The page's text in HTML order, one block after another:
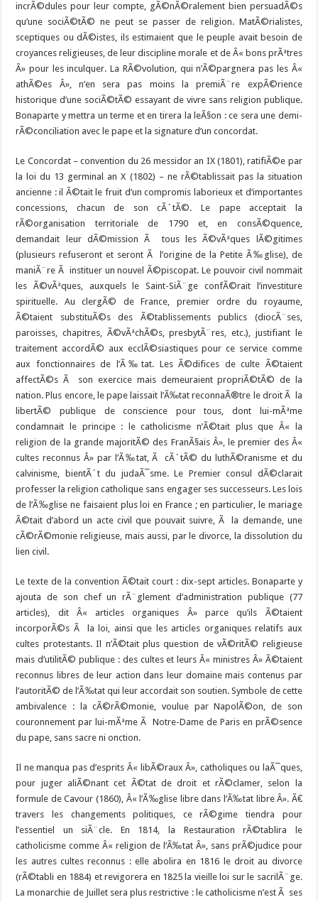
incrÃ©dules pour leur compte, gÃ©nÃ©ralement bien persuadÃ©s
qu’une sociÃ©tÃ© ne peut se passer de religion. MatÃ©rialistes,
sceptiques ou dÃ©istes, ils estimaient que le peuple avait besoin de
croyances religieuses, de leur discipline morale et de Â« bons prÃªtres
Â» pour les inculquer. La RÃ©volution, qui n’Ã©pargnera pas les Â«
athÃ©es Â», n’en sera pas moins la premiÃ¨re expÃ©rience
historique d’une sociÃ©tÃ© essayant de vivre sans religion publique.
Bonaparte y mettra un terme et en tirera la leÃ§on : ce sera une demi-
rÃ©conciliation avec le pape et la signature d’un concordat.
Le Concordat – convention du 26 messidor an IX (1801), ratifiÃ©e par
la loi du 13 germinal an X (1802) – ne rÃ©tablissait pas la situation
ancienne : il Ã©tait le fruit d’un compromis laborieux et d’importantes
concessions, chacun de son cÃ´tÃ©. Le pape acceptait la
rÃ©organisation territoriale de 1790 et, en consÃ©quence,
demandait leur dÃ©mission Ã tous les Ã©vÃªques lÃ©gitimes
(plusieurs refuseront et seront Ã l’origine de la Petite Ã‰glise), de
maniÃ¨re Ã instituer un nouvel Ã©piscopat. Le pouvoir civil nommait
les Ã©vÃªques, auxquels le Saint-SiÃ¨ge confÃ©rait l’investiture
spirituelle. Au clergÃ© de France, premier ordre du royaume,
Ã©taient substituÃ©s des Ã©tablissements publics (diocÃ¨ses,
paroisses, chapitres, Ã©vÃªchÃ©s, presbytÃ¨res, etc.), justifiant le
traitement accordÃ© aux ecclÃ©siastiques pour ce service comme
aux fonctionnaires de l’Ã‰tat. Les Ã©difices de culte Ã©taient
affectÃ©s Ã son exercice mais demeuraient propriÃ©tÃ© de la
nation. Plus encore, le pape laissait l’Ã‰tat reconnaÃ®tre le droit Ã la
libertÃ© publique de conscience pour tous, dont lui-mÃªme
condamnait le principe : le catholicisme n’Ã©tait plus que Â« la
religion de la grande majoritÃ© des FranÃ§ais Â», le premier des Â«
cultes reconnus Â» par l’Ã‰tat, Ã cÃ´tÃ© du luthÃ©ranisme et du
calvinisme, bientÃ´t du judaÃ¯sme. Le Premier consul dÃ©clarait
professer la religion catholique sans engager ses successeurs. Les lois
de l’Ã‰glise ne faisaient plus loi en France ; en particulier, le mariage
Ã©tait d’abord un acte civil que pouvait suivre, Ã la demande, une
cÃ©rÃ©monie religieuse, mais aussi, par le divorce, la dissolution du
lien civil.
Le texte de la convention Ã©tait court : dix-sept articles. Bonaparte y
ajouta de son chef un rÃ¨glement d’administration publique (77
articles), dit Â« articles organiques Â» parce qu’ils Ã©taient
incorporÃ©s Ã la loi, ainsi que les articles organiques relatifs aux
cultes protestants. Il n’Ã©tait plus question de vÃ©ritÃ© religieuse
mais d’utilitÃ© publique : des cultes et leurs Â« ministres Â» Ã©taient
reconnus libres de leur action dans leur domaine mais contenus par
l’autoritÃ© de l’Ã‰tat qui leur accordait son soutien. Symbole de cette
ambivalence : la cÃ©rÃ©monie, voulue par NapolÃ©on, de son
couronnement par lui-mÃªme Ã Notre-Dame de Paris en prÃ©sence
du pape, sans sacre ni onction.
Il ne manqua pas d’esprits Â« libÃ©raux Â», catholiques ou laÃ¯ques,
pour juger aliÃ©nant cet Ã©tat de droit et rÃ©clamer, selon la
formule de Cavour (1860), Â« l’Ã‰glise libre dans l’Ã‰tat libre Â». Ã€
travers les changements politiques, ce rÃ©gime tiendra pour
l’essentiel un siÃ¨cle. En 1814, la Restauration rÃ©tablira le
catholicisme comme Â« religion de l’Ã‰tat Â», sans prÃ©judice pour
les autres cultes reconnus : elle abolira en 1816 le droit au divorce
(rÃ©tabli en 1884) et revigorera en 1825 la vieille loi sur le sacrilÃ¨ge.
La monarchie de Juillet sera plus restrictive : le catholicisme n’est Ã ses